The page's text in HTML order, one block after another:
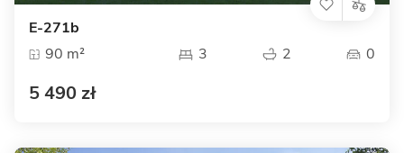
E-271b
90 m²
3 2 0
5 490 zł